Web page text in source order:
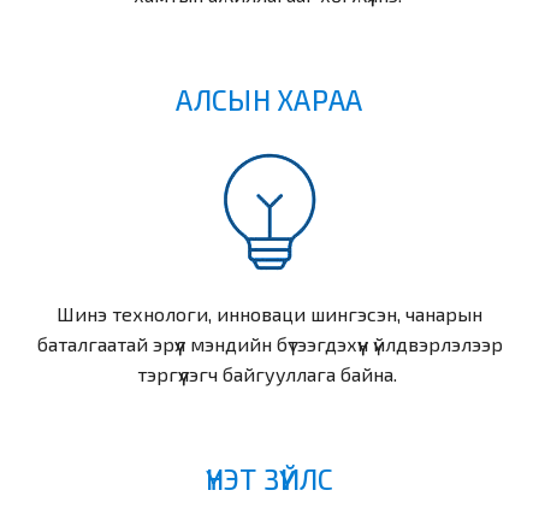
АЛСЫН ХАРАА
Шинэ технологи, инноваци шингэсэн, чанарын
баталгаатай эрүүл мэндийн бүтээгдэхүүн үйлдвэрлэлээр
тэргүүлэгч байгууллага байна.
ҮНЭТ ЗҮЙЛС